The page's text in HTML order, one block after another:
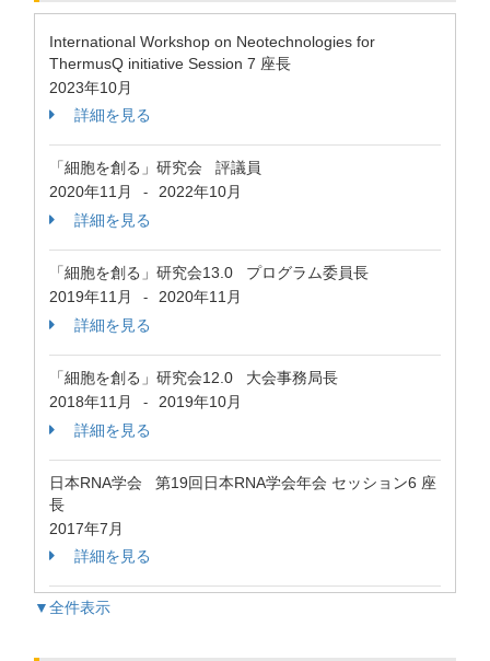
International Workshop on Neotechnologies for
ThermusQ initiative Session 7 座長
2023年10月
詳細を見る
「細胞を創る」研究会 評議員
2020年11月
-
2022年10月
詳細を見る
「細胞を創る」研究会13.0 プログラム委員長
2019年11月
-
2020年11月
詳細を見る
「細胞を創る」研究会12.0 大会事務局長
2018年11月
-
2019年10月
詳細を見る
日本RNA学会 第19回日本RNA学会年会 セッション6 座
長
2017年7月
詳細を見る
▼全件表示